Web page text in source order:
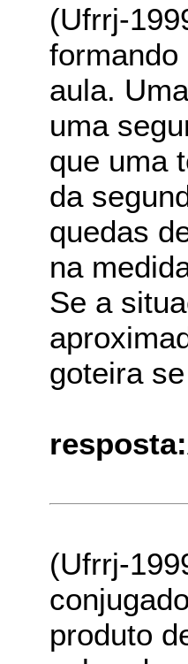
(Ufrrj-
aula.
uma
que uma
da
quedas
na
Se a
goteira
resposta:
(Ufrrj-
produto